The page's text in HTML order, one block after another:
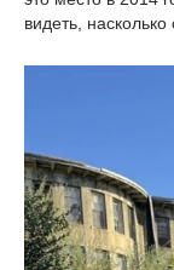
видеть,